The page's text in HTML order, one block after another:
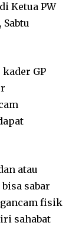
Ketua PW
GP
atau
sabar
fisik
sahabat